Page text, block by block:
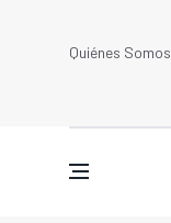
Quiénes Somos